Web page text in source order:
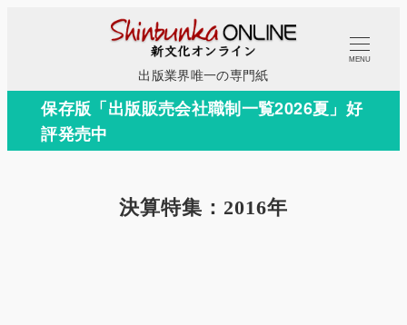
コ
テ
出版業界唯一の専門紙
MENU
保存版「出版販売会社職制一覧2026夏」好
評発売中
決算特集：2016年